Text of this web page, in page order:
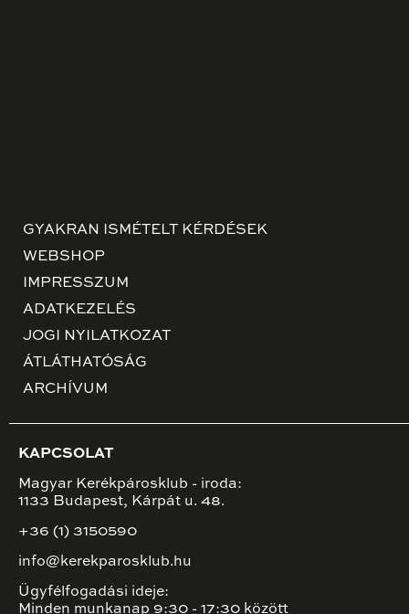
GYAKRAN ISMÉTELT KÉRDÉSEK
WEBSHOP
IMPRESSZUM
ADATKEZELÉS
JOGI NYILATKOZAT
ÁTLÁTHATÓSÁG
ARCHÍVUM
KAPCSOLAT
Magyar Kerékpárosklub - iroda:
1133 Budapest, Kárpát u. 48.
+36 (1) 3150590
info@kerekparosklub.hu
Ügyfélfogadási ideje:
Minden munkanap 9:30 - 17:30 között